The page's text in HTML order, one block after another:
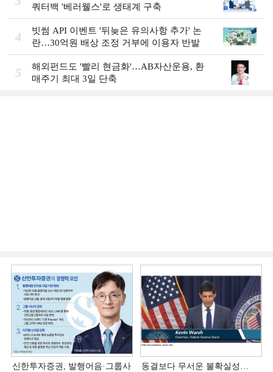
쿼터백 '베러웰스'로 생태계 구축
4
빗썸 API 이벤트 '뒤늦은 유의사항 추가' 논
란…30억원 배상 조정 거부에 이용자 반발
5
해외펀드도 '빨리 현금화'…AB자산운용, 환
매주기 최대 3일 단축
신한투자증권, 발행어음·그룹사
동결보다 무서운 불확실성…